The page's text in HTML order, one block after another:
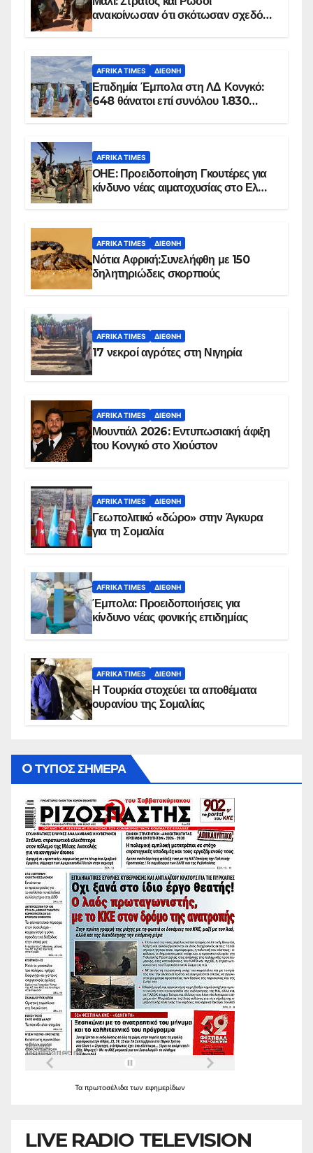
ανακοίνωσαν ότι σκότωσαν σχεδόν
AFRIKA TIMES ΔΙΕΘΝΉ
Επιδημία Έμπολα στη ΛΔ Κονγκό:
648 θάνατοι επί συνόλου 1.830
AFRIKA TIMES
ΟΗΕ: Προειδοποίηση Γκουτέρες για
κίνδυνο νέας αιματοχυσίας στο Ελ
AFRIKA TIMES ΔΙΕΘΝΉ
Νότια Αφρική:Συνελήφθη με 150
δηλητηριώδεις σκορπιούς
AFRIKA TIMES ΔΙΕΘΝΉ
17 νεκροί αγρότες στη Νιγηρία
AFRIKA TIMES ΔΙΕΘΝΉ
Μουντιάλ 2026: Εντυπωσιακή άφιξη
του Κονγκό στο Χιούστον
AFRIKA TIMES ΔΙΕΘΝΉ
Γεωπολιτικό «δώρο» στην Άγκυρα
για τη Σομαλία
AFRIKA TIMES ΔΙΕΘΝΉ
Έμπολα: Προειδοποιήσεις για
κίνδυνο νέας φονικής επιδημίας
AFRIKA TIMES ΔΙΕΘΝΉ
Η Τουρκία στοχεύει τα αποθέματα
ουρανίου της Σομαλίας
O ΤΥΠΟΣ ΣΗΜΕΡΑ
Τα πρωτοσέλιδα των εφημερίδων
LIVE RADIO TELEVISION